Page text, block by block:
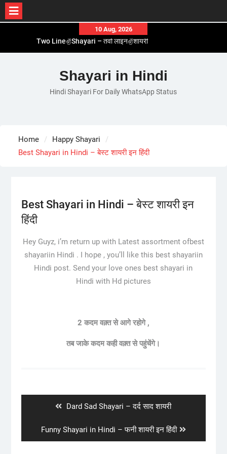
content
10 Aug, 2026
Two Line✌️Shayari – तवो लाइन✌️शायरी
Love😓Lines In Hindi – लव😓लाइन्स इन हिंदी
Love🥳Poetry In Hindi – लव🥳पोएट्री इन हिंदी
1 Line☝️Shayari In Hindi – १ लाइन☝️शायरी इन हिंदी
Shayari in Hindi
Hindi Shayari For Daily WhatsApp Status
Home
Happy Shayari
Best Shayari in Hindi – बेस्ट शायरी इन हिंदी
Best Shayari in Hindi – बेस्ट शायरी इन
हिंदी
Hey Guyz, i’m return up with Latest assortment ofbest
shayariin Hindi . I hope , you’ll like this best shayariin
Hindi post. Send your love ones best shayari in
Hindi with Hd pictures
2 कदम वक़्त से आगे रहोगे ,
तब जाके कदम कही वक़्त से पहुंचेंगे।
Previous
Dard Sad Shayari – दर्द साद शायरी
Next
post:
Funny Shayari in Hindi – फनी शायरी इन हिंदी